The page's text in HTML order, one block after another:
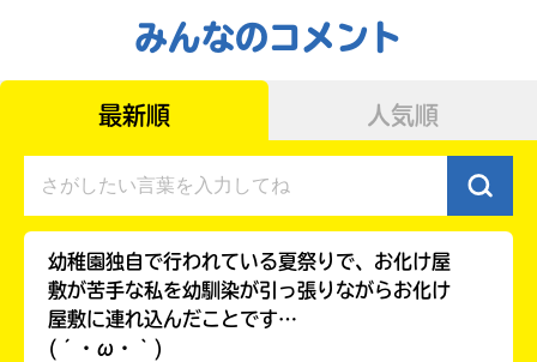
みんなの絵が
見られる
ギャラリー
みんなのコメント
最新順 人気順
幼稚園独自で行われている夏祭りで、お化け屋
敷が苦手な私を幼馴染が引っ張りながらお化け
屋敷に連れ込んだことです…
(´・ω・｀)